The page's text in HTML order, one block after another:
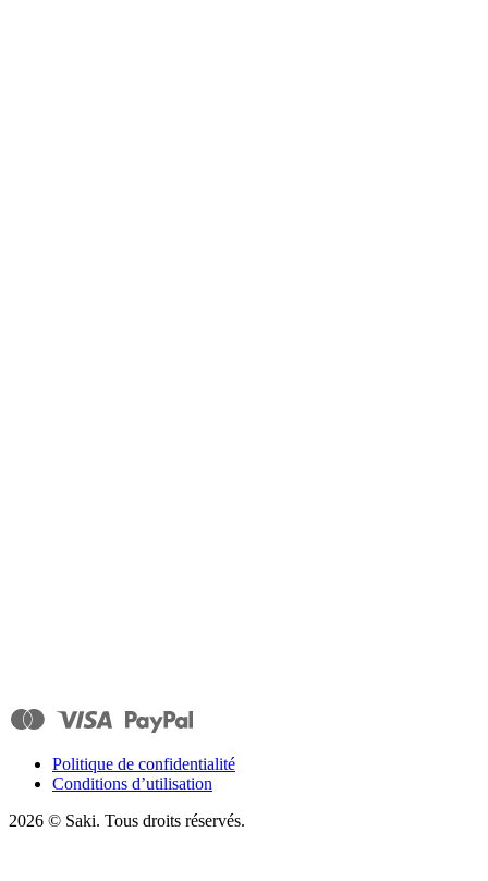
Politique de confidentialité
Conditions d’utilisation
2026 © Saki. Tous droits réservés.